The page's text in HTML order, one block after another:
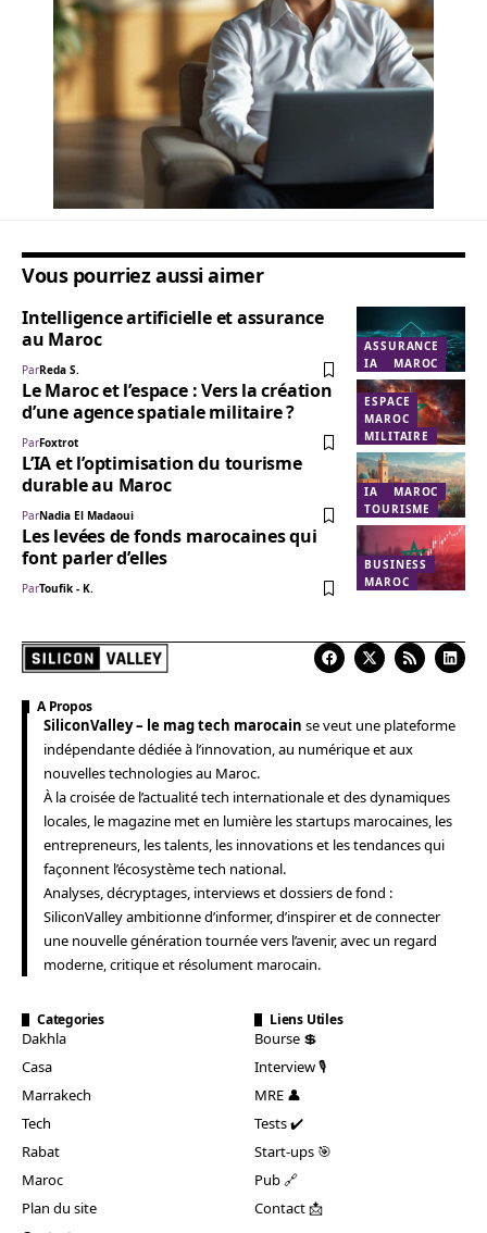
Vous pourriez aussi aimer
ASSURANCE
IA
MAROC
Intelligence artificielle et assurance
au Maroc
ParReda S.
ESPACE
MAROC
MILITAIRE
Le Maroc et l’espace : Vers la création
d’une agence spatiale militaire ?
ParFoxtrot
IA
MAROC
TOURISME
L’IA et l’optimisation du tourisme
durable au Maroc
ParNadia El Madaoui
BUSINESS
MAROC
Les levées de fonds marocaines qui
font parler d’elles
ParToufik - K.
A Propos
SiliconValley – le mag tech marocain se veut une plateforme
indépendante dédiée à l’innovation, au numérique et aux
nouvelles technologies au Maroc.
À la croisée de l’actualité tech internationale et des dynamiques
locales, le magazine met en lumière les startups marocaines, les
entrepreneurs, les talents, les innovations et les tendances qui
façonnent l’écosystème tech national.
Analyses, décryptages, interviews et dossiers de fond :
SiliconValley ambitionne d’informer, d’inspirer et de connecter
une nouvelle génération tournée vers l’avenir, avec un regard
moderne, critique et résolument marocain.
Categories
Dakhla
Casa
Marrakech
Tech
Rabat
Maroc
Plan du site
Liens Utiles
Bourse 💲
Interview 🎙️
MRE 👤
Tests ✔️
Start-ups 🎯
Pub 🔗
Contact 📩